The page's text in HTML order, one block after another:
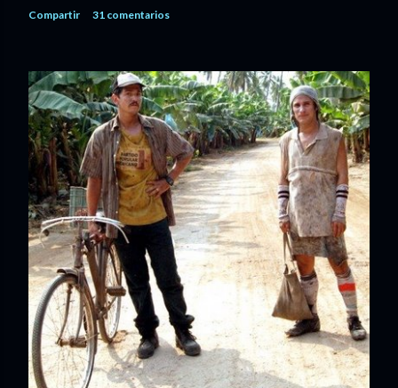
Compartir 31 comentarios